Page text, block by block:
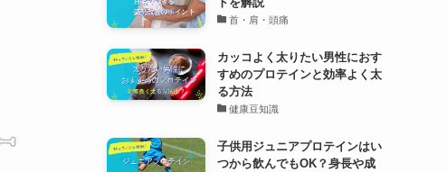
首・肩・頭痛
カッコよく太りたい男性におす
すめのプロテインと効率よく太
る方法
健康豆知識
子供用ジュニアプロテインはい
つから飲んでもOK？身長や成